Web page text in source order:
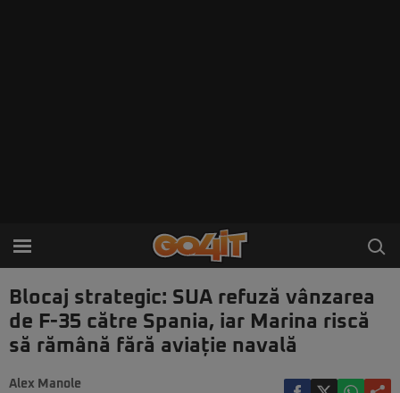
Blocaj strategic: SUA refuză vânzarea
de F-35 către Spania, iar Marina riscă
să rămână fără aviație navală
Alex Manole